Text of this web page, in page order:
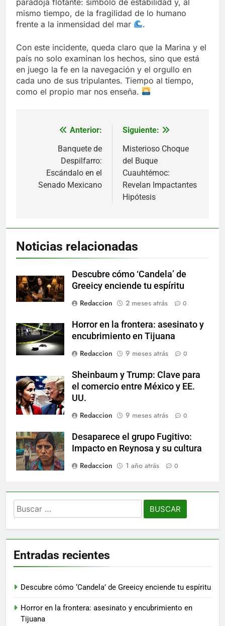
mismo tiempo, de la fragilidad de lo humano
frente a la inmensidad del mar
.
Con este incidente, queda claro que la Marina y el
país no solo examinan los hechos, sino que está
en juego la fe en la navegación y el orgullo en
cada uno de sus tripulantes. Tiempo al tiempo,
como el propio mar nos enseña.
Navegación
entradas
Anterior:
Banquete de
Despilfarro:
Escándalo en el
Senado Mexicano
Siguiente:
Misterioso Choque
del Buque
Cuauhtémoc:
Revelan Impactantes
Hipótesis
Noticias relacionadas
Descubre cómo ‘Candela’ de
Greeicy enciende tu espíritu
Redaccion
2 meses atrás 0
Horror en la frontera: asesinato y
encubrimiento en Tijuana
Redaccion
9 meses atrás 0
Sheinbaum y Trump: Clave para
el comercio entre México y EE.
UU.
Redaccion
9 meses atrás 0
Desaparece el grupo Fugitivo:
Impacto en Reynosa y su cultura
Redaccion
1 año atrás 0
Buscar:
Entradas recientes
Descubre cómo ‘Candela’ de Greeicy enciende tu espíritu
Horror en la frontera: asesinato y encubrimiento en
Tijuana